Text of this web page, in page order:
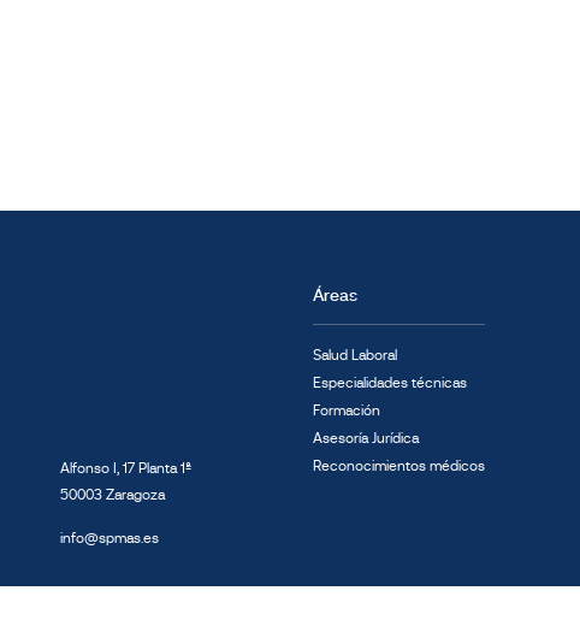
Alfonso I, 17 Planta 1ª
50003 Zaragoza
info@spmas.es
Áreas
Salud Laboral
Especialidades técnicas
Formación
Asesoría Jurídica
Reconocimientos médicos